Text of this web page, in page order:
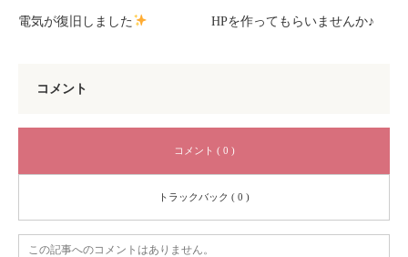
電気が復旧しました HPを作ってもらいませんか♪
コメント
コメント ( 0 )
トラックバック ( 0 )
この記事へのコメントはありません。